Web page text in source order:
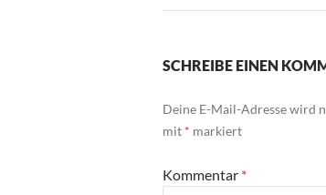
SCHREIBE EINEN
Deine E-Mail-Adresse wird
mit * markiert
Kommentar *